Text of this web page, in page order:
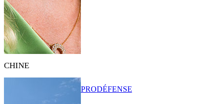
CHINE
PRODÉFENSE